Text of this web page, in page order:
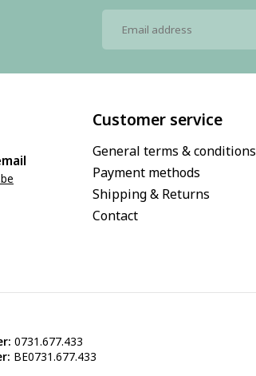
Customer service
General terms & conditions
Payment methods
Shipping & Returns
Contact
0731.677.433
BE0731.677.433